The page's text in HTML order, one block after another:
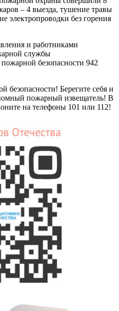
– 4 выезда, тушение травы
электропроводки без горения
и работниками
службы
безопасности 942
безопасности! Берегите себя и
пожарный извещатель! В
на телефоны 101 или 112!